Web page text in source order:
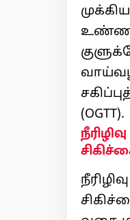
(OGTT).